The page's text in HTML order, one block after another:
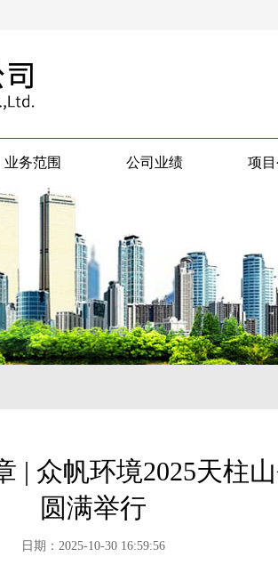
业务范围 公司业绩 项
| 众帆环境2025天柱
圆满举行
日期：2025-10-30 16:59:56